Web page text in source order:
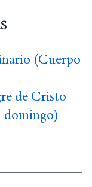
(Cuerpo
de Cristo
domingo)